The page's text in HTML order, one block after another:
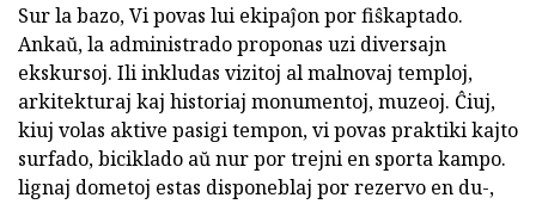
Sur la bazo, Vi povas lui ekipaĵon por fiŝkaptado.
Ankaŭ, la administrado proponas uzi diversajn
ekskursoj. Ili inkludas vizitoj al malnovaj temploj,
arkitekturaj kaj historiaj monumentoj, muzeoj. Ĉiuj,
kiuj volas aktive pasigi tempon, vi povas praktiki kajto
surfado, biciklado aŭ nur por trejni en sporta kampo.
lignaj dometoj estas disponeblaj por rezervo en du-,